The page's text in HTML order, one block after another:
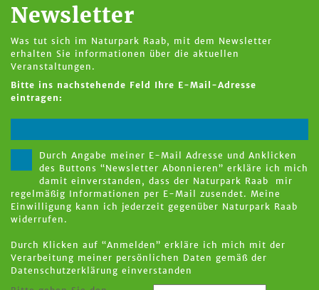
Newsletter
Was tut sich im Naturpark Raab, mit dem Newsletter
erhalten Sie informationen über die aktuellen
Veranstaltungen.
Bitte ins nachstehende Feld Ihre E-Mail-Adresse
eintragen:
Durch Angabe meiner E-Mail Adresse und Anklicken
des Buttons “Newsletter Abonnieren” erkläre ich mich
damit einverstanden, dass der Naturpark Raab mir
regelmäßig Informationen per E-Mail zusendet. Meine
Einwilligung kann ich jederzeit gegenüber Naturpark Raab
widerrufen.
Durch Klicken auf “Anmelden” erkläre ich mich mit der
Verarbeitung meiner persönlichen Daten gemäß der
Datenschutzerklärung einverstanden